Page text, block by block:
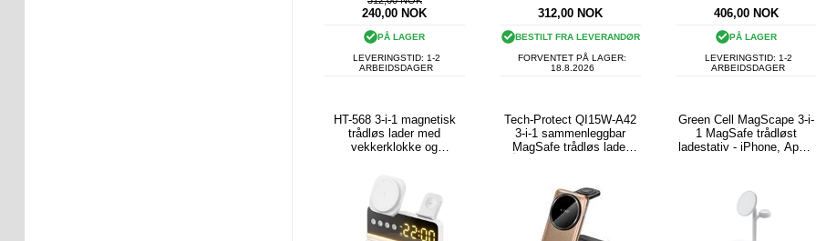
240,00 NOK
PÅ LAGER
LEVERINGSTID: 1-2
ARBEIDSDAGER
312,00 NOK
BESTILT FRA LEVERANDØR
FORVENTET PÅ LAGER:
18.8.2026
406,00 NOK
PÅ LAGER
LEVERINGSTID: 1-2
ARBEIDSDAGER
HT-568 3-i-1 magnetisk
trådløs lader med
vekkerklokke og
Tech-Protect QI15W-A42
3-i-1 sammenleggbar
MagSafe trådløs lader
ørkengull
Green Cell MagScape 3-i-
1 MagSafe trådløst
ladestativ - iPhone, Apple